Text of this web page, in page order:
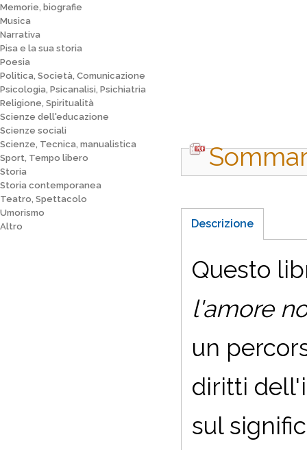
Memorie, biografie
Musica
Narrativa
Pisa e la sua storia
Poesia
Politica, Società, Comunicazione
Psicologia, Psicanalisi, Psichiatria
Religione, Spiritualità
Scienze dell'educazione
Scienze sociali
Scienze, Tecnica, manualistica
Sport, Tempo libero
Storia
Storia contemporanea
Teatro, Spettacolo
Umorismo
Altro
Descrizione
Questo
l'amore
un
diritti
sul